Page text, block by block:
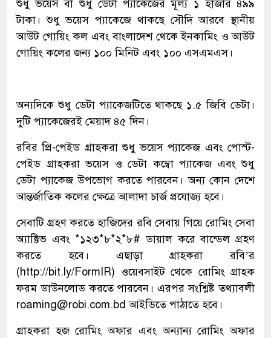
শুধু ভয়েস বা শুধু ডেটা প্যাকেজের মূল্য ১ হাজার ৪৯৯
টাকা। শুধু ভয়েস প্যাকেজে থাকছে সৌদি আরবে স্থানীয়
আউট গোয়িং কল এবং বাংলাদেশ থেকে ইনকামিং ও আউট
গোয়িং কলের জন্য ১০০ মিনিট এবং ১০০ এসএমএস।
অন্যদিকে শুধু ডেটা প্যাকেজটিতে থাকছে ১.৫ জিবি ডেটা।
দুটি প্যাকেজেরই মেয়াদ ৪৫ দিন।
রবির প্রি-পেইড গ্রাহকরা শুধু ভয়েস প্যাকেজ এবং পোস্ট-
পেইড গ্রাহকরা ভয়েস ও ডেটা কম্বো প্যাকেজ এবং শুধু
ডেটা প্যাকেজ উপভোগ করতে পারবেন। অন্য কোন দেশে
আন্তর্জাতিক কলের ক্ষেত্রে আলাদা চার্জ প্রযোজ্য হবে।
সেবাটি গ্রহণ করতে হাজিদের রবি সেবায় গিয়ে রোমিং সেবা
অ্যাক্টিভ এবং *১২৩*৮*২*৮# ডায়াল করে বান্ডেল গ্রহণ
করতে হবে। এছাড়া গ্রাহকরা রবি’র
(http://bit.ly/FormIR) ওয়েবসাইট থেকে রোমিং গ্রাহক
ফরম ডাউনলোড করতে পারবেন। এরপর সংশ্লিষ্ট তথ্যাবলী
roaming@robi.com.bd আইডিতে পাঠাতে হবে।
গ্রাহকরা হজ রোমিং অফার এবং অন্যান্য রোমিং অফার